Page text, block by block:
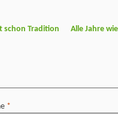
schon Tradition Alle Jahre
*